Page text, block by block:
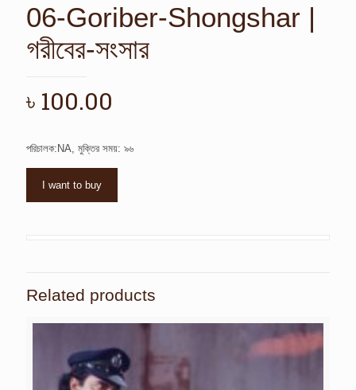
06-Goriber-Shongshar |
গরীবের-সংসার
৳ 100.00
পরিচালক:NA, মুক্তির সময়: ৯৬
I want to buy
Related products